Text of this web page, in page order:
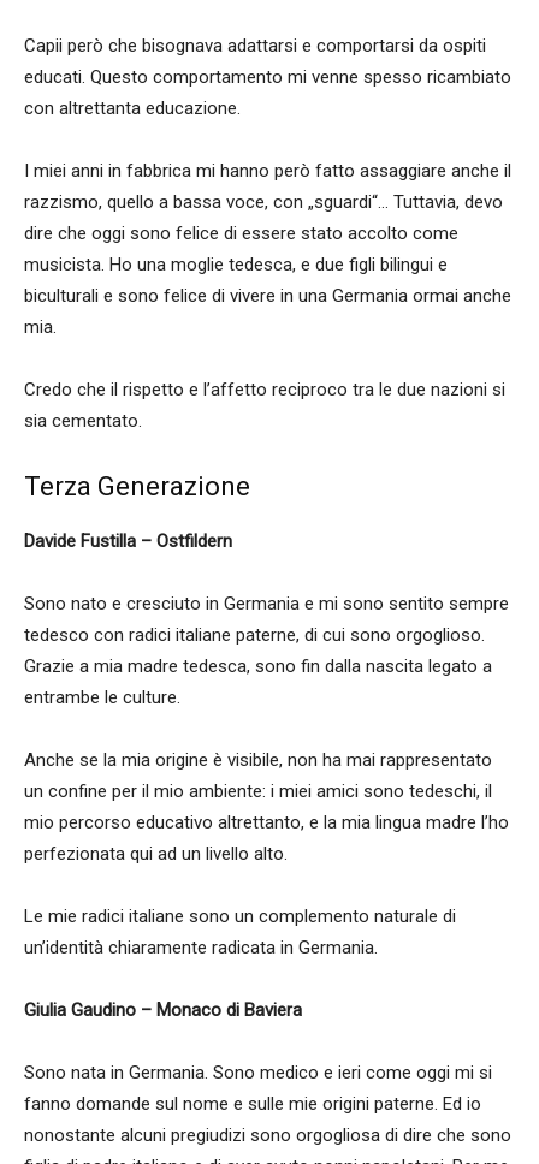
Capii però che bisognava adattarsi e comportarsi da ospiti
educati. Questo comportamento mi venne spesso ricambiato
con altrettanta educazione.
I miei anni in fabbrica mi hanno però fatto assaggiare anche il
razzismo, quello a bassa voce, con „sguardi“… Tuttavia, devo
dire che oggi sono felice di essere stato accolto come
musicista. Ho una moglie tedesca, e due figli bilingui e
biculturali e sono felice di vivere in una Germania ormai anche
mia.
Credo che il rispetto e l’affetto reciproco tra le due nazioni si
sia cementato.
Terza Generazione
Davide Fustilla – Ostfildern
Sono nato e cresciuto in Germania e mi sono sentito sempre
tedesco con radici italiane paterne, di cui sono orgoglioso.
Grazie a mia madre tedesca, sono fin dalla nascita legato a
entrambe le culture.
Anche se la mia origine è visibile, non ha mai rappresentato
un confine per il mio ambiente: i miei amici sono tedeschi, il
mio percorso educativo altrettanto, e la mia lingua madre l’ho
perfezionata qui ad un livello alto.
Le mie radici italiane sono un complemento naturale di
un’identità chiaramente radicata in Germania.
Giulia Gaudino – Monaco di Baviera
Sono nata in Germania. Sono medico e ieri come oggi mi si
fanno domande sul nome e sulle mie origini paterne. Ed io
nonostante alcuni pregiudizi sono orgogliosa di dire che sono